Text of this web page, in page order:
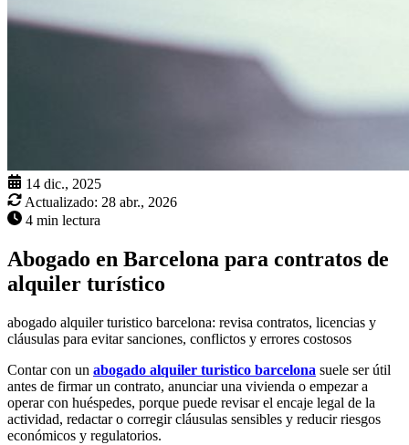
14 dic., 2025
Actualizado: 28 abr., 2026
4 min lectura
Abogado en Barcelona para contratos de
alquiler turístico
abogado alquiler turistico barcelona: revisa contratos, licencias y
cláusulas para evitar sanciones, conflictos y errores costosos
Contar con un abogado alquiler turistico barcelona suele ser útil
antes de firmar un contrato, anunciar una vivienda o empezar a
operar con huéspedes, porque puede revisar el encaje legal de la
actividad, redactar o corregir cláusulas sensibles y reducir riesgos
económicos y regulatorios.